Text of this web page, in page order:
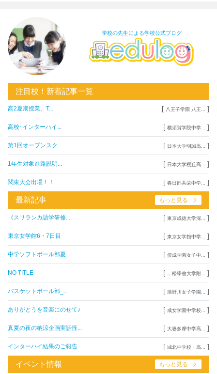
学校の先生による学校公式ブログ
注目校！新着記事一覧
高2夏期授業、T... [ 八王子学園 八王... ]
高校･インターハイ... [ 横須賀学院中学... ]
第1回オープンスク... [ 日本大学明誠高... ]
1年生対象進路説明... [ 日本大学櫻丘高... ]
関東大会出場！！ [ 春日部共栄中学... ]
最新記事 もっと見る
《スリランカ語学研修... [ 東京成徳大学深... ]
東京女学館6・7日目 [ 東京女学館中学... ]
中学ソフトボール部夏... [ 佼成学園女子中... ]
NO TITLE [ 二松學舍大学附... ]
バスケットボール部_... [ 瀧野川女子学園... ]
ありがとうを音楽にのせて♪ [ 成女学園中学校... ]
真夏の夜の納涼企画実話怪... [ 大妻多摩中学高... ]
インターハイ結果のご報告 [ 城北中学校・高... ]
イベント情報 もっと見る